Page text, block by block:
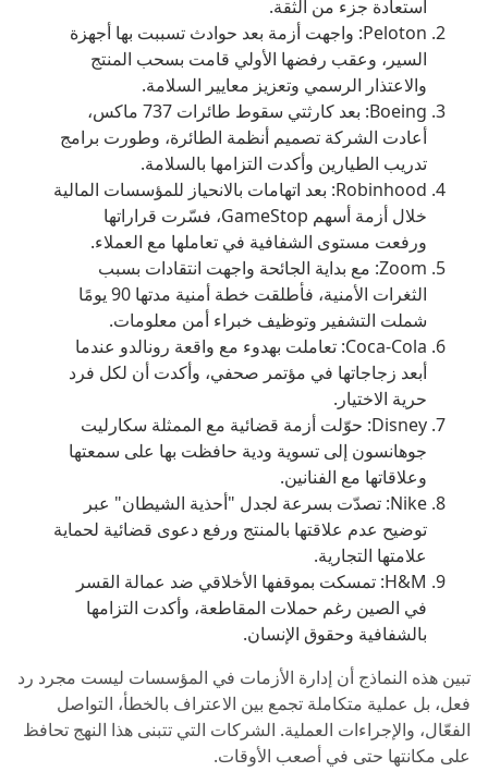
استعادة جزء من الثقة.
Peloton: واجهت أزمة بعد حوادث تسببت بها أجهزة
السير، وعقب رفضها الأولي قامت بسحب المنتج
والاعتذار الرسمي وتعزيز معايير السلامة.
Boeing: بعد كارثتي سقوط طائرات 737 ماكس،
أعادت الشركة تصميم أنظمة الطائرة، وطورت برامج
تدريب الطيارين وأكدت التزامها بالسلامة.
Robinhood: بعد اتهامات بالانحياز للمؤسسات المالية
خلال أزمة أسهم GameStop، فسّرت قراراتها
ورفعت مستوى الشفافية في تعاملها مع العملاء.
Zoom: مع بداية الجائحة واجهت انتقادات بسبب
الثغرات الأمنية، فأطلقت خطة أمنية مدتها 90 يومًا
شملت التشفير وتوظيف خبراء أمن معلومات.
Coca-Cola: تعاملت بهدوء مع واقعة رونالدو عندما
أبعد زجاجاتها في مؤتمر صحفي، وأكدت أن لكل فرد
حرية الاختيار.
Disney: حوّلت أزمة قضائية مع الممثلة سكارليت
جوهانسون إلى تسوية ودية حافظت بها على سمعتها
وعلاقاتها مع الفنانين.
Nike: تصدّت بسرعة لجدل "أحذية الشيطان" عبر
توضيح عدم علاقتها بالمنتج ورفع دعوى قضائية لحماية
علامتها التجارية.
H&M: تمسكت بموقفها الأخلاقي ضد عمالة القسر
في الصين رغم حملات المقاطعة، وأكدت التزامها
بالشفافية وحقوق الإنسان.
تبين هذه النماذج أن إدارة الأزمات في المؤسسات ليست مجرد رد
فعل، بل عملية متكاملة تجمع بين الاعتراف بالخطأ، التواصل
الفعّال، والإجراءات العملية. الشركات التي تتبنى هذا النهج تحافظ
على مكانتها حتى في أصعب الأوقات.